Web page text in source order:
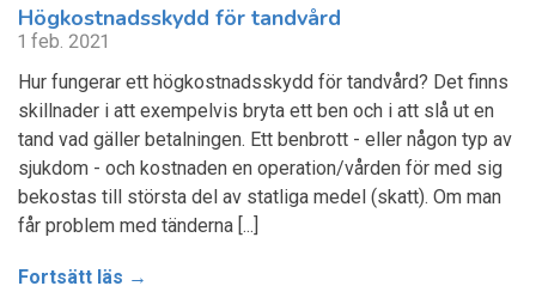
Högkostnadsskydd för tandvård
1 feb. 2021
Hur fungerar ett högkostnadsskydd för tandvård? Det finns
skillnader i att exempelvis bryta ett ben och i att slå ut en
tand vad gäller betalningen. Ett benbrott - eller någon typ av
sjukdom - och kostnaden en operation/vården för med sig
bekostas till största del av statliga medel (skatt). Om man
får problem med tänderna [...]
Fortsätt läs →